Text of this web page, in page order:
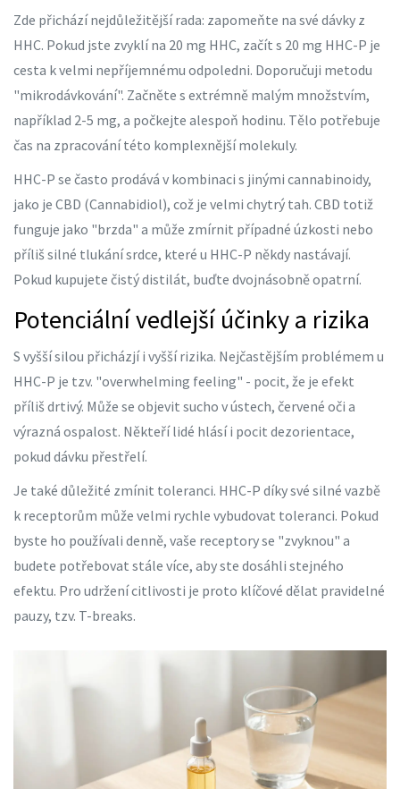
Zde přichází nejdůležitější rada: zapomeňte na své dávky z
HHC. Pokud jste zvyklí na 20 mg HHC, začít s 20 mg HHC-P je
cesta k velmi nepříjemnému odpoledni. Doporučuji metodu
"mikrodávkování". Začněte s extrémně malým množstvím,
například 2-5 mg, a počkejte alespoň hodinu. Tělo potřebuje
čas na zpracování této komplexnější molekuly.
HHC-P se často prodává v kombinaci s jinými cannabinoidy,
jako je CBD (Cannabidiol), což je velmi chytrý tah. CBD totiž
funguje jako "brzda" a může zmírnit případné úzkosti nebo
příliš silné tlukání srdce, které u HHC-P někdy nastávají.
Pokud kupujete čistý distilát, buďte dvojnásobně opatrní.
Potenciální vedlejší účinky a rizika
S vyšší silou přicházjí i vyšší rizika. Nejčastějším problémem u
HHC-P je tzv. "overwhelming feeling" - pocit, že je efekt
příliš drtivý. Může se objevit sucho v ústech, červené oči a
výrazná ospalost. Někteří lidé hlásí i pocit dezorientace,
pokud dávku přestřelí.
Je také důležité zmínit toleranci. HHC-P díky své silné vazbě
k receptorům může velmi rychle vybudovat toleranci. Pokud
byste ho používali denně, vaše receptory se "zvyknou" a
budete potřebovat stále více, aby ste dosáhli stejného
efektu. Pro udržení citlivosti je proto klíčové dělat pravidelné
pauzy, tzv. T-breaks.